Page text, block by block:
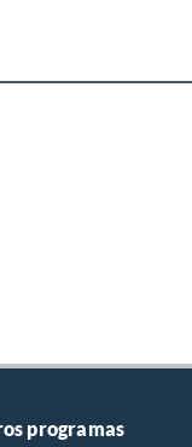
programas